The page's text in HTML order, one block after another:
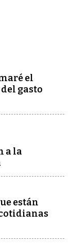
el
gasto
a la
están